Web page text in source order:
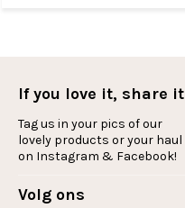
If you love it, share it
Tag us in your pics of our
lovely products or your haul
on Instagram & Facebook!
Volg ons